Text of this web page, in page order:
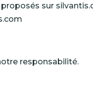
sur
responsabilité.